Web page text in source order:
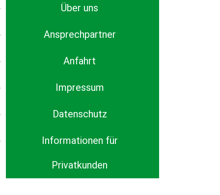
Über uns
Ansprechpartner
Anfahrt
Impressum
Datenschutz
Informationen für
Privatkunden